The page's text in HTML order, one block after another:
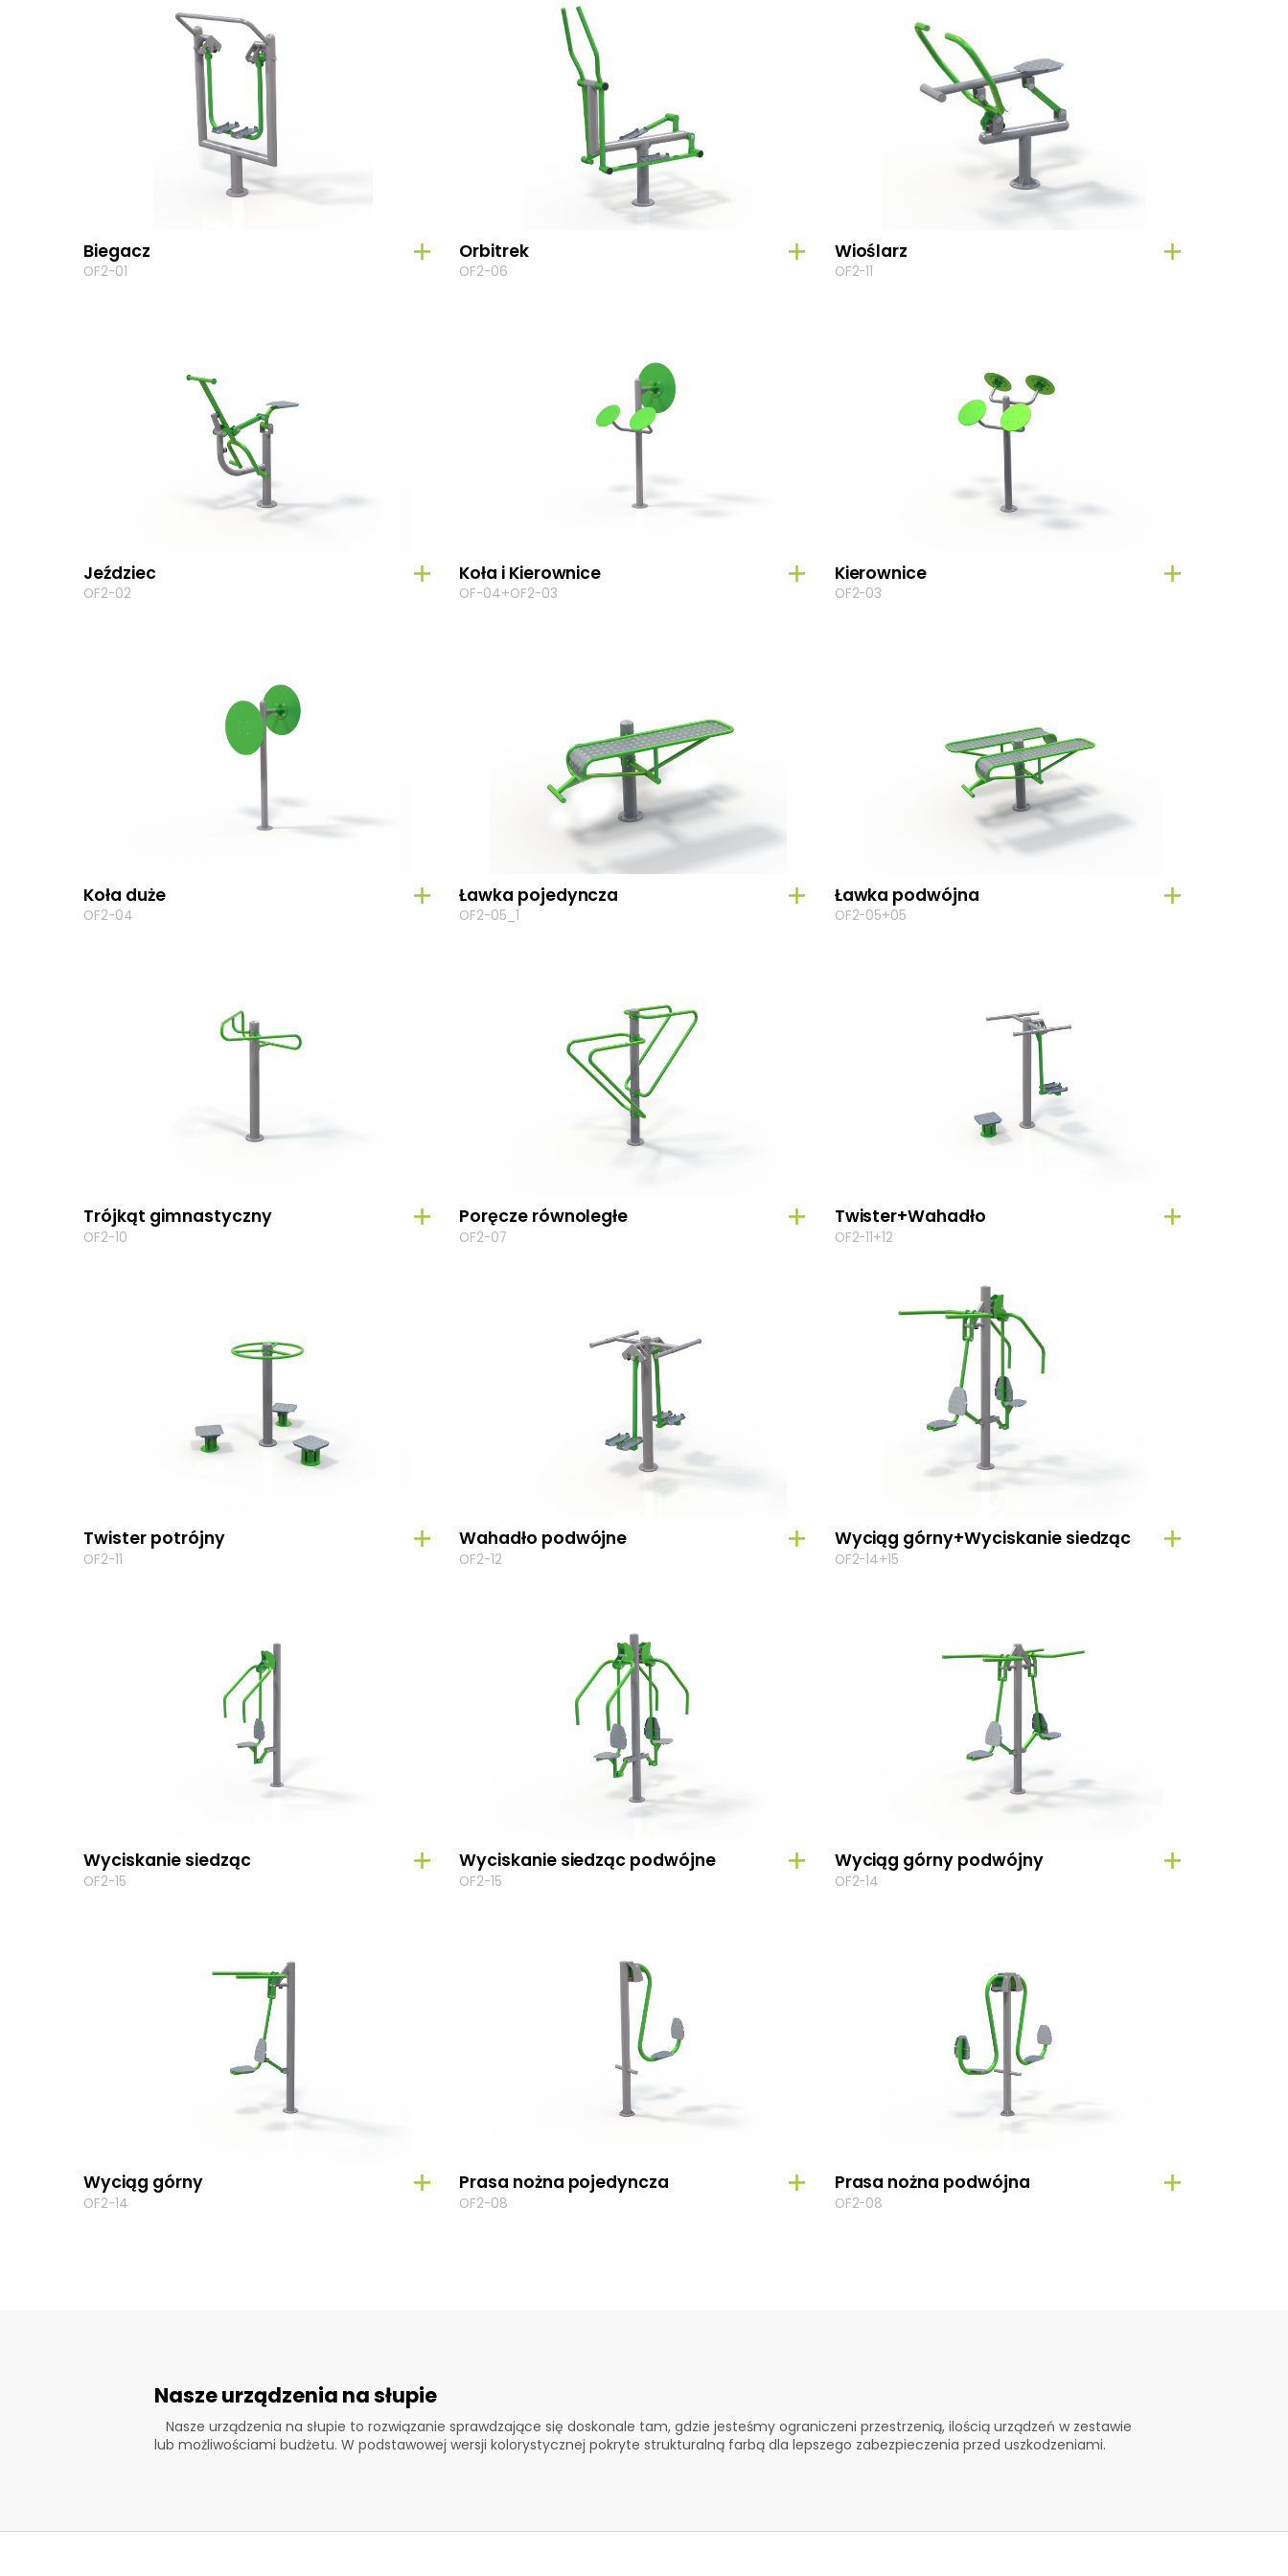
Biegacz
OF2-01
Orbitrek
OF2-06
Wioślarz
OF2-11
Jeździec
OF2-02
Koła i Kierownice
OF-04+OF2-03
Kierownice
OF2-03
Koła duże
OF2-04
Ławka pojedyncza
OF2-05_1
Ławka podwójna
OF2-05+05
Trójkąt gimnastyczny
OF2-10
Poręcze równoległe
OF2-07
Twister+Wahadło
OF2-11+12
Twister potrójny
OF2-11
Wahadło podwójne
OF2-12
Wyciąg górny+Wyciskanie siedząc
OF2-14+15
Wyciskanie siedząc
OF2-15
Wyciskanie siedząc podwójne
OF2-15
Wyciąg górny podwójny
OF2-14
Wyciąg górny
OF2-14
Prasa nożna pojedyncza
OF2-08
Prasa nożna podwójna
OF2-08
Nasze urządzenia na słupie
Nasze urządzenia na słupie to rozwiązanie sprawdzające się doskonale tam, gdzie jesteśmy ograniczeni przestrzenią, ilością urządzeń w zestawie
lub możliwościami budżetu. W podstawowej wersji kolorystycznej pokryte strukturalną farbą dla lepszego zabezpieczenia przed uszkodzeniami.